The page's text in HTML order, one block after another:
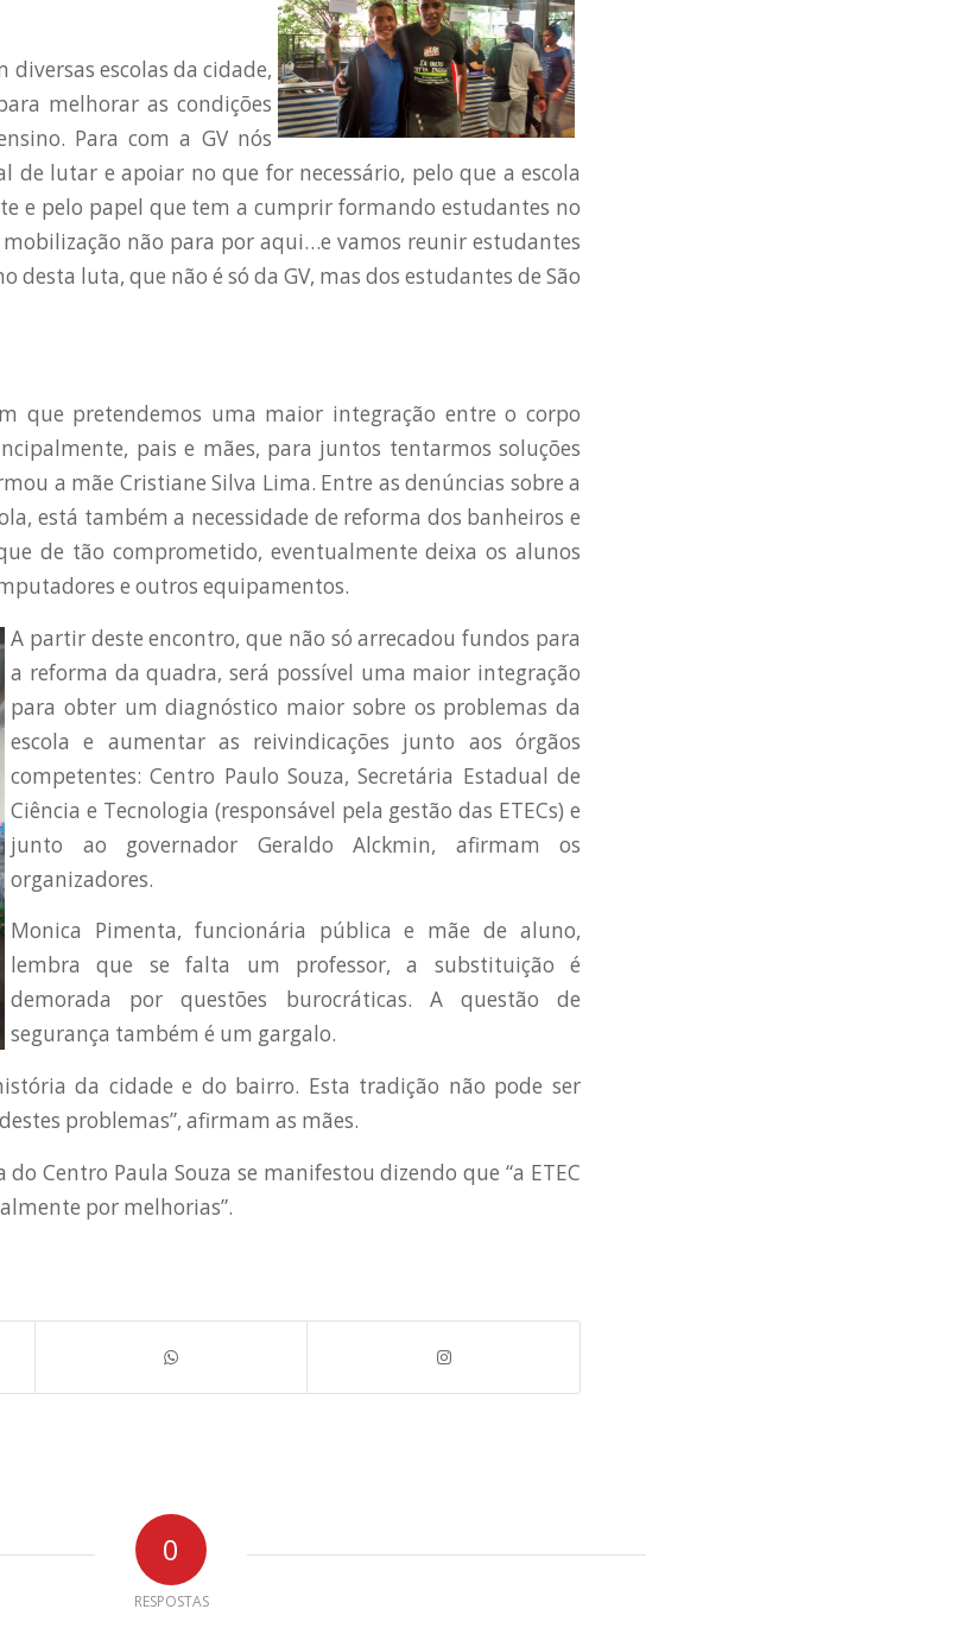
diversas escolas da cidade,
melhorar as condições
Para com a GV nós
de lutar e apoiar no que for necessário, pelo que a escola
e pelo papel que tem a cumprir formando estudantes no
mobilização não para por aqui…e vamos reunir estudantes
desta luta, que não é só da GV, mas dos estudantes de São
que pretendemos uma maior integração entre o corpo
pais e mães, para juntos tentarmos soluções
a mãe Cristiane Silva Lima. Entre as denúncias sobre a
está também a necessidade de reforma dos banheiros e
de tão comprometido, eventualmente deixa os alunos
e outros equipamentos.
A partir deste encontro, que não só arrecadou fundos para
a reforma da quadra, será possível uma maior integração
para obter um diagnóstico maior sobre os problemas da
escola e aumentar as reivindicações junto aos órgãos
competentes: Centro Paulo Souza, Secretária Estadual de
Ciência e Tecnologia (responsável pela gestão das ETECs) e
junto ao governador Geraldo Alckmin, afirmam os
organizadores.
Monica Pimenta, funcionária pública e mãe de aluno,
lembra que se falta um professor, a substituição é
demorada por questões burocráticas. A questão de
segurança também é um gargalo.
da cidade e do bairro. Esta tradição não pode ser
problemas”, afirmam as mães.
Centro Paula Souza se manifestou dizendo que “a ETEC
por melhorias”.
0
RESPOSTAS